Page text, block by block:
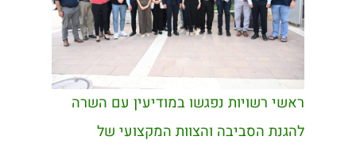
ראשי רשויות נפגשו במודיעין עם השרה
להגנת הסביבה והצוות המקצועי של